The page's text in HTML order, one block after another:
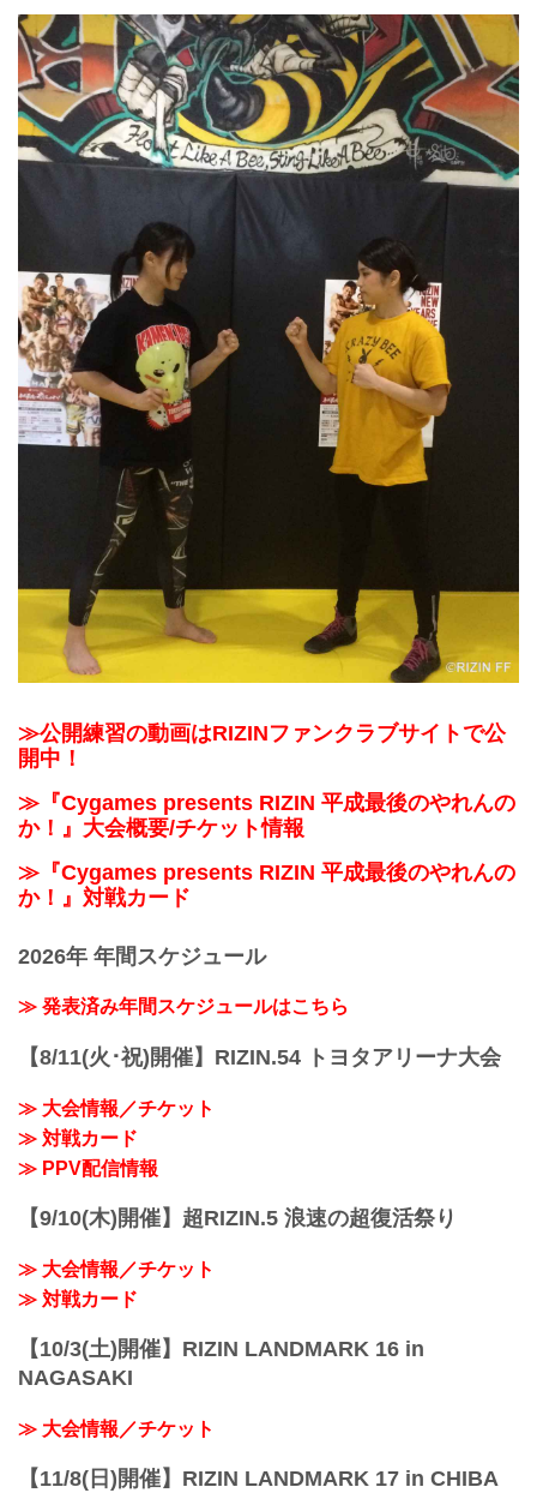
≫公開練習の動画はRIZINファンクラブサイトで公
開中！
≫『Cygames presents RIZIN 平成最後のやれんの
か！』大会概要/チケット情報
≫『Cygames presents RIZIN 平成最後のやれんの
か！』対戦カード
2026年 年間スケジュール
≫ 発表済み年間スケジュールはこちら
【8/11(火･祝)開催】RIZIN.54 トヨタアリーナ大会
≫ 大会情報／チケット
≫ 対戦カード
≫ PPV配信情報
【9/10(木)開催】超RIZIN.5 浪速の超復活祭り
≫ 大会情報／チケット
≫ 対戦カード
【10/3(土)開催】RIZIN LANDMARK 16 in
NAGASAKI
≫ 大会情報／チケット
【11/8(日)開催】RIZIN LANDMARK 17 in CHIBA